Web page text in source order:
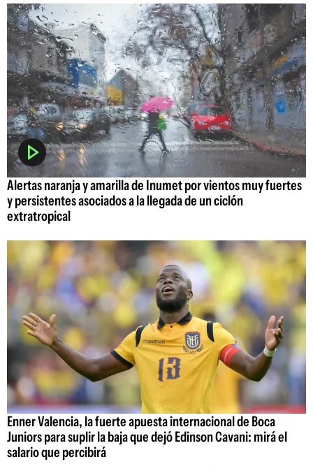
Alertas naranja y amarilla de Inumet por vientos muy fuertes
y persistentes asociados a la llegada de un ciclón
extratropical
Enner Valencia, la fuerte apuesta internacional de Boca
Juniors para suplir la baja que dejó Edinson Cavani: mirá el
salario que percibirá